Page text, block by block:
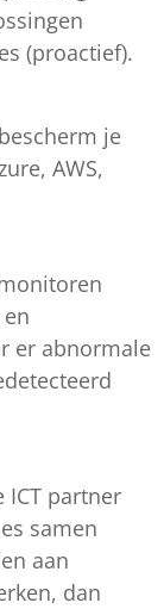
(proactief).
je
AWS,
er abnormale
ICT partner
samen
aan
dan